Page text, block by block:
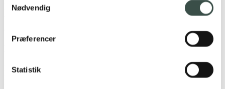
Nødvendig
Præferencer
Statistik
I et fast samarbejde med dig dedikerer vi et antal
timer til at håndtere, optimere og rapportere din
Lad os vurdere dit Ads-forløb og opstille en komplet
markedsføringsstrategi til din virksomhed. Du kommer til at vide,